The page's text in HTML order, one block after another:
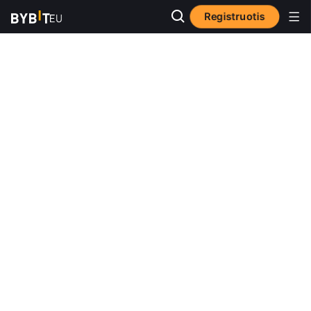
Registruotis